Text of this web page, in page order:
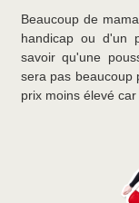
Beaucoup de
handicap ou d'un
savoir qu'une
sera pas beaucoup
prix moins élevé car